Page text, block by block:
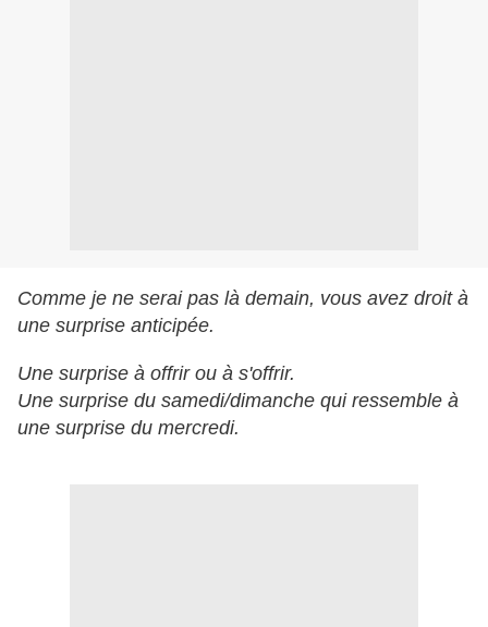
Comme je ne serai pas là demain, vous avez droit à
une surprise anticipée.
Une surprise à offrir ou à s'offrir.
Une surprise du samedi/dimanche qui ressemble à
une surprise du mercredi.